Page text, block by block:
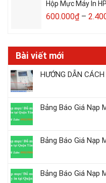
Hộp Mực Máy In
600.000₫ –
Bài viết mới
HƯỚNG DẪN
Bảng Báo Giá Nạp
Bảng Báo Giá Nạp
Bảng Báo Giá Nạp